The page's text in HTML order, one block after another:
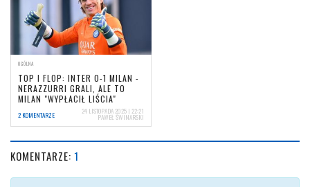
OGÓLNA
TOP I FLOP: INTER 0-1 MILAN -
NERAZZURRI GRALI, ALE TO
MILAN "WYPŁACIŁ LIŚCIA"
2 KOMENTARZE 24 LISTOPADA 2025 | 22:21
PAWEŁ ŚWINARSKI
KOMENTARZE: 1